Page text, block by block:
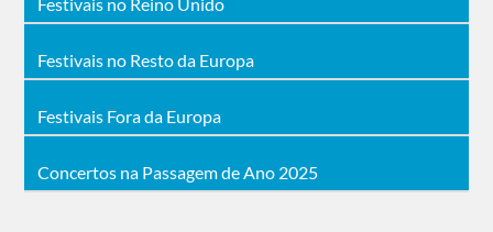
Festivais no Resto da Europa
Festivais Fora da Europa
Concertos na Passagem de Ano 2025